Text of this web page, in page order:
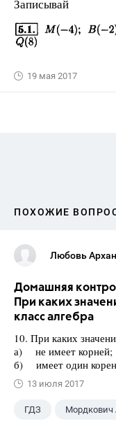
Записывай
19 мая 2017
ПОХОЖИЕ
Любовь
Домашняя
При каких
класс алгебра
10. При каких
а) не имеет корней;
б) имеет один
13 июля 2017
ГДЗ Мордкович